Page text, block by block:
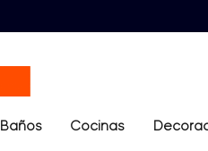
Términos más
Baños Cocinas